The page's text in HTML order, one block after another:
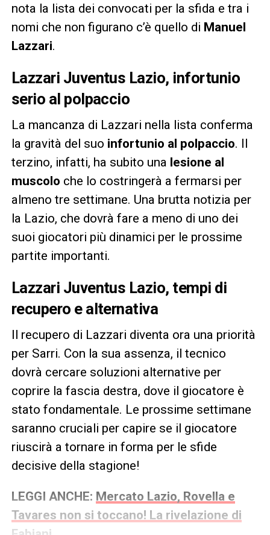
nota la lista dei convocati per la sfida e tra i
nomi che non figurano c’è quello di Manuel
Lazzari.
Lazzari Juventus Lazio, infortunio
serio al polpaccio
La mancanza di Lazzari nella lista conferma
la gravità del suo infortunio al polpaccio. Il
terzino, infatti, ha subito una lesione al
muscolo che lo costringerà a fermarsi per
almeno tre settimane. Una brutta notizia per
la Lazio, che dovrà fare a meno di uno dei
suoi giocatori più dinamici per le prossime
partite importanti.
Lazzari Juventus Lazio, tempi di
recupero e alternativa
Il recupero di Lazzari diventa ora una priorità
per Sarri. Con la sua assenza, il tecnico
dovrà cercare soluzioni alternative per
coprire la fascia destra, dove il giocatore è
stato fondamentale. Le prossime settimane
saranno cruciali per capire se il giocatore
riuscirà a tornare in forma per le sfide
decisive della stagione!
LEGGI ANCHE: Mercato Lazio, Rovella e
Tavares non si toccano! La rivelazione di